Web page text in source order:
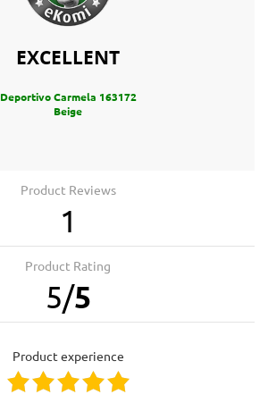
EXCELLENT
Deportivo Carmela 163172
Beige
Product Reviews
1
Product Rating
5/5
product experience